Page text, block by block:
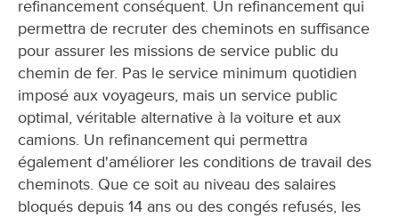
refinancement conséquent. Un refinancement qui
permettra de recruter des cheminots en suffisance
pour assurer les missions de service public du
chemin de fer. Pas le service minimum quotidien
imposé aux voyageurs, mais un service public
optimal, véritable alternative à la voiture et aux
camions. Un refinancement qui permettra
également d'améliorer les conditions de travail des
cheminots. Que ce soit au niveau des salaires
bloqués depuis 14 ans ou des congés refusés, les